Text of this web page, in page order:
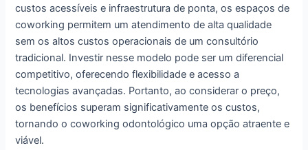
custos acessíveis e infraestrutura de ponta, os espaços de
coworking permitem um atendimento de alta qualidade
sem os altos custos operacionais de um consultório
tradicional. Investir nesse modelo pode ser um diferencial
competitivo, oferecendo flexibilidade e acesso a
tecnologias avançadas. Portanto, ao considerar o preço,
os benefícios superam significativamente os custos,
tornando o coworking odontológico uma opção atraente e
viável.